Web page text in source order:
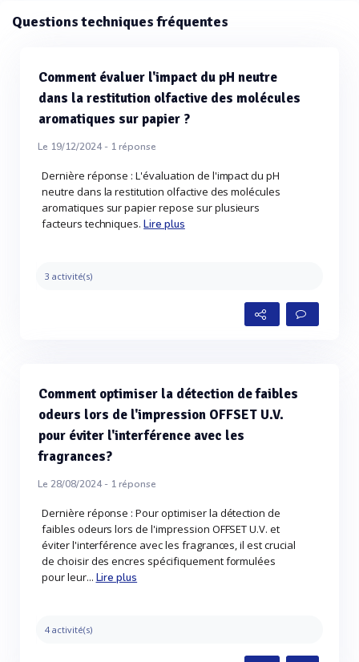
Questions techniques fréquentes
Comment évaluer l'impact du pH neutre
dans la restitution olfactive des molécules
aromatiques sur papier ?
Le 19/12/2024 - 1réponse
Dernière réponse : L'évaluation de l'impact du pH
neutre dans la restitution olfactive des molécules
aromatiques sur papier repose sur plusieurs
facteurs techniques.Lire plus
3 activité(s)
Comment optimiser la détection de faibles
odeurs lors de l'impression OFFSET U.V.
pour éviter l'interférence avec les
fragrances?
Le 28/08/2024 - 1réponse
Dernière réponse : Pour optimiser la détection de
faibles odeurs lors de l'impression OFFSET U.V. et
éviter l'interférence avec les fragrances, il est crucial
de choisir des encres spécifiquement formulées
pour leur... Lire plus
4 activité(s)